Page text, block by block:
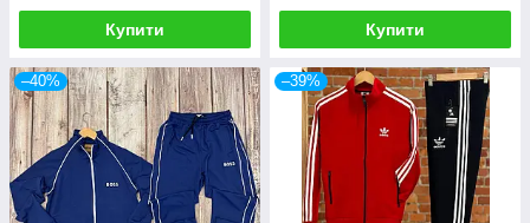
Купити Купити
–40% –39%